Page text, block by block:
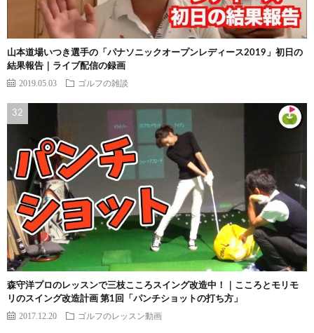
山本道場いつき選手の「パナソニックオープンレディース2019」初日の
結果報告｜ライブ配信の録画
2019.05.03 ゴルフの雑談
森守洋プロのレッスンで三枝こころスイング改造中！｜こころとモリモ
リのスイング改造計画 第1回「パンチショットの打ち方」
2017.12.20 ゴルフのレッスン動画